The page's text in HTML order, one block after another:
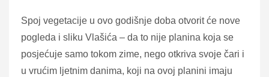
Spoj vegetacije u ovo godišnje doba otvorit će nove
pogleda i sliku Vlašića – da to nije planina koja se
posjećuje samo tokom zime, nego otkriva svoje čari i
u vrućim ljetnim danima, koji na ovoj planini imaju